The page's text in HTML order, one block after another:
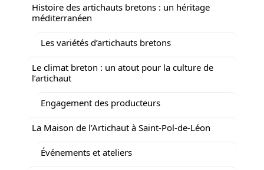
Histoire des artichauts bretons : un héritage
méditerranéen
Les variétés d’artichauts bretons
Le climat breton : un atout pour la culture de
l’artichaut
Engagement des producteurs
La Maison de l’Artichaut à Saint-Pol-de-Léon
Événements et ateliers